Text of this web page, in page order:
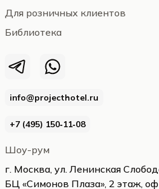
info@projecthotel.ru
+7 (495) 150‑11‑08
Шоу-рум
г. Москва, ул. Ленинская
БЦ «Симонов Плаза», 2 этаж,
Для розничных клиентов
Библиотека